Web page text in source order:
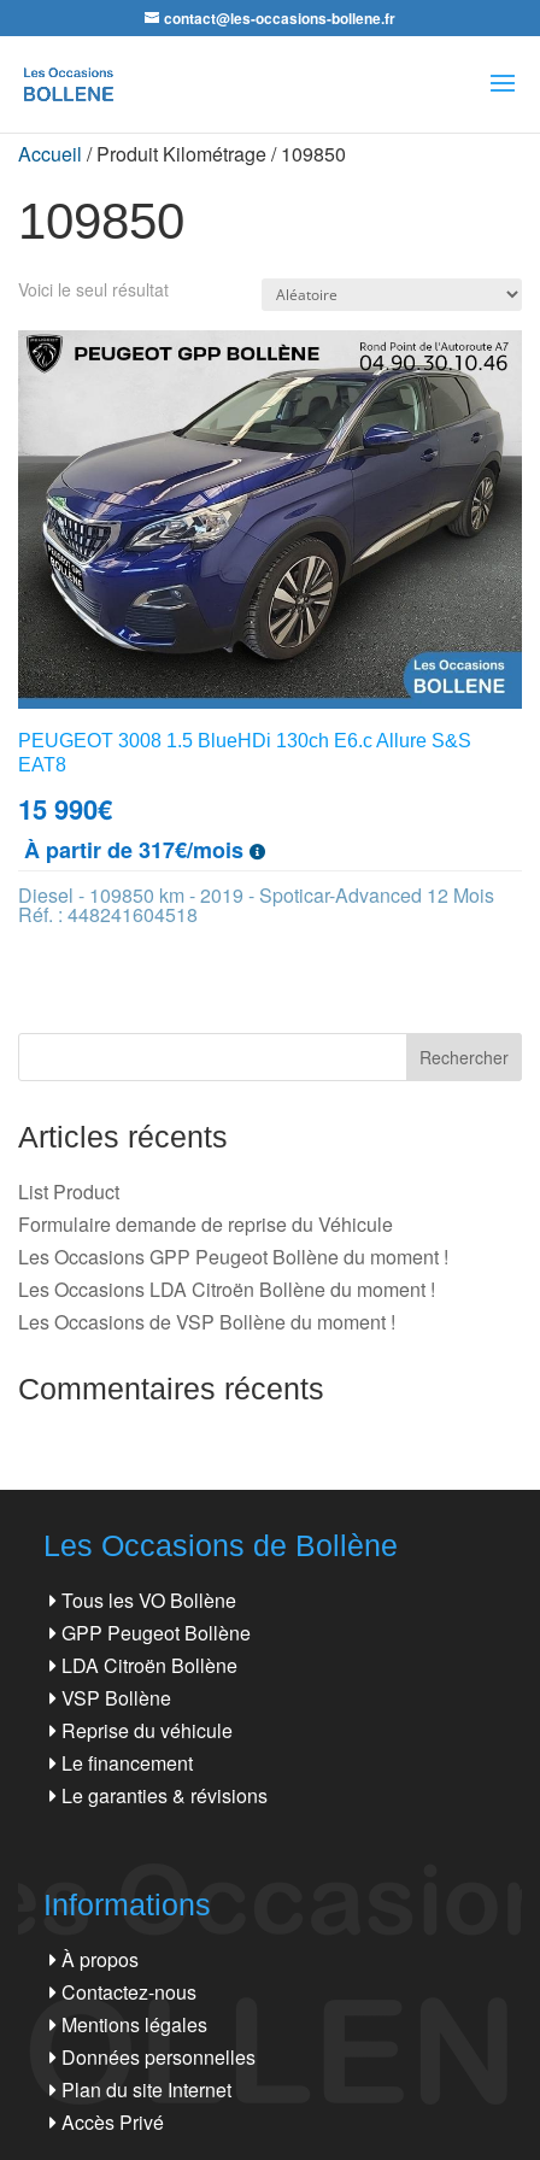
contact@les-occasions-bollene.fr
de
produits
Accueil / Produit Kilométrage / 109850
109850
Voici le seul résultat
PEUGEOT 3008 1.5 BlueHDi 130ch E6.c Allure S&S
EAT8
15 990€
À partir de 317€/mois
Diesel - 109850 km - 2019 - Spoticar-Advanced 12 Mois
Réf. : 448241604518
Articles récents
List Product
Formulaire demande de reprise du Véhicule
Les Occasions GPP Peugeot Bollène du moment !
Les Occasions LDA Citroën Bollène du moment !
Les Occasions de VSP Bollène du moment !
Commentaires récents
Les Occasions de Bollène
Tous les VO Bollène
GPP Peugeot Bollène
LDA Citroën Bollène
VSP Bollène
Reprise du véhicule
Le financement
Le garanties & révisions
Informations
À propos
Contactez-nous
Mentions légales
Données personnelles
Plan du site Internet
Accès Privé